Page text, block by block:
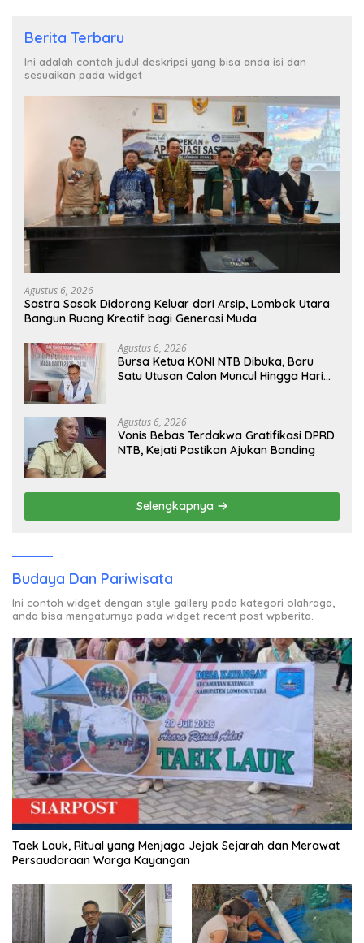
Berita Terbaru
Ini adalah contoh judul deskripsi yang bisa anda isi dan
sesuaikan pada widget
Agustus 6, 2026
Sastra Sasak Didorong Keluar dari Arsip, Lombok Utara
Bangun Ruang Kreatif bagi Generasi Muda
Agustus 6, 2026
Bursa Ketua KONI NTB Dibuka, Baru
Satu Utusan Calon Muncul Hingga Hari
Agustus 6, 2026
Vonis Bebas Terdakwa Gratifikasi DPRD
NTB, Kejati Pastikan Ajukan Banding
Selengkapnya
Budaya Dan Pariwisata
Ini contoh widget dengan style gallery pada kategori olahraga,
anda bisa mengaturnya pada widget recent post wpberita.
Taek Lauk, Ritual yang Menjaga Jejak Sejarah dan Merawat
Persaudaraan Warga Kayangan